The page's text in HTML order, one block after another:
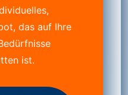
das auf Ihre
ist.